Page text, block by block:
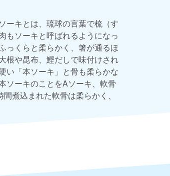
ーキとは、琉球の言葉で梳（す
もソーキと呼ばれるようになっ
っくらと柔らかく、箸が通るほ
根や昆布、鰹だしで味付けされ
い「本ソーキ」と骨も柔らかな
ソーキのことをAソーキ、軟骨
煮込まれた軟骨は柔らかく、